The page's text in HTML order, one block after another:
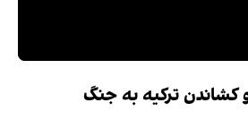
کشاندن ترکیه به جنگ